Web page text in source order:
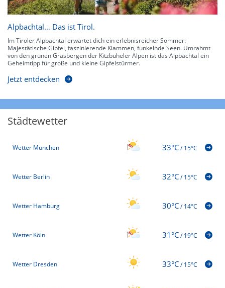
Alpbachtal… Das ist Tirol.
Im Tiroler Alpbachtal erwartet dich ein erlebnisreicher Sommer:
Majestätische Gipfel, faszinierende Klammen, funkelnde Seen. Umrahmt
von den grünen Grasbergen der Kitzbüheler Alpen ist das Alpbachtal ein
Geheimtipp für große und kleine Gipfelstürmer.
Jetzt entdecken
Städtewetter
Wetter München 33°C/15°C
Wetter Berlin 32°C/15°C
Wetter Hamburg 30°C/14°C
Wetter Köln 31°C/19°C
Wetter Dresden 33°C/15°C